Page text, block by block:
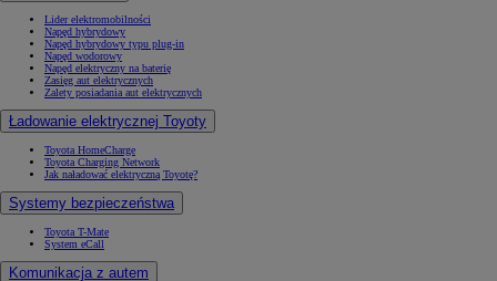
Lider elektromobilności
Napęd hybrydowy
Napęd hybrydowy typu plug-in
Napęd wodorowy
Napęd elektryczny na baterię
Zasięg aut elektrycznych
Zalety posiadania aut elektrycznych
Ładowanie elektrycznej Toyoty
Toyota HomeCharge
Toyota Charging Network
Jak naładować elektryczną Toyotę?
Systemy bezpieczeństwa
Toyota T-Mate
System eCall
Komunikacja z autem